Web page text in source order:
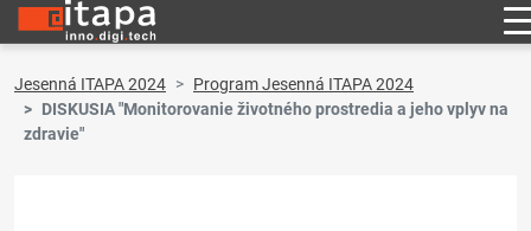
Jesenná ITAPA 2024
Program Jesenná ITAPA 2024
DISKUSIA "Monitorovanie životného prostredia a jeho vplyv na
zdravie"